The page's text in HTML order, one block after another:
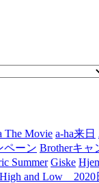
The Movie a-ha来日
ペーン Brotherキャ
Summer Giske
and Low 2020